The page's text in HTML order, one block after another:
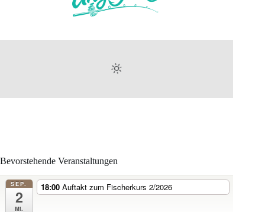
Bevorstehende Veranstaltungen
SEP.
2
Mi.
18:00 Auftakt zum Fischerkurs 2/2026